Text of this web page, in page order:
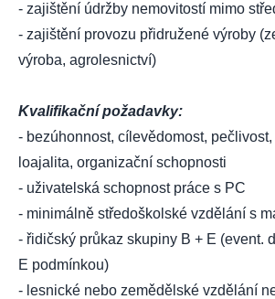
- zajištění údržby nemovitostí mimo
- zajištění provozu přidružené výroby
výroba, agrolesnictví)
Kvalifikační požadavky:
- bezúhonnost, cílevědomost,
loajalita, organizační schopnosti
- uživatelská schopnost práce s PC
- minimálně středoškolské vzdělání s
- řidičský průkaz skupiny B + E (event.
E podmínkou)
- lesnické nebo zemědělské vzdělání